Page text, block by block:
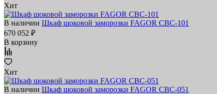
Хит
В наличии Шкаф шоковой заморозки FAGOR CBC-101
670 052 ₽
В корзину
Хит
В наличии Шкаф шоковой заморозки FAGOR CBC-051